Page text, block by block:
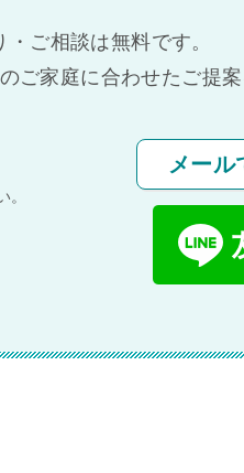
・ご相談は無料です。
ご家庭に合わせたご提案
。
メール